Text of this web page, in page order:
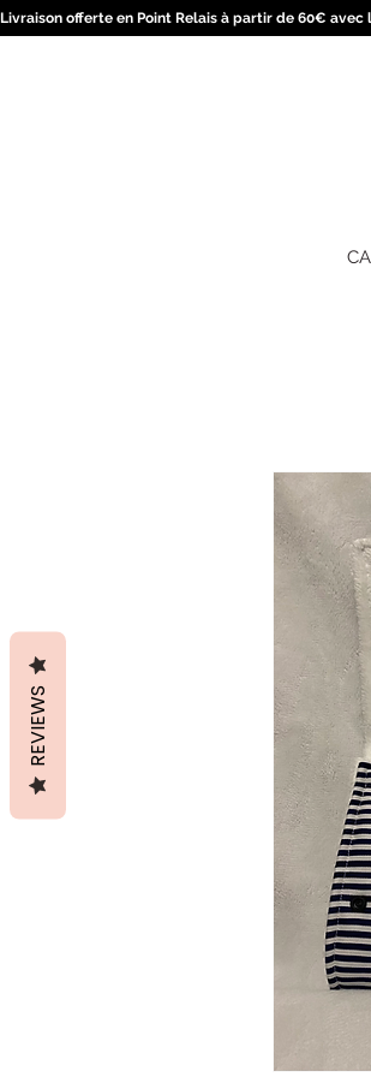
Livraison offerte en Point Relais à partir de 60€ avec
REVIEWS